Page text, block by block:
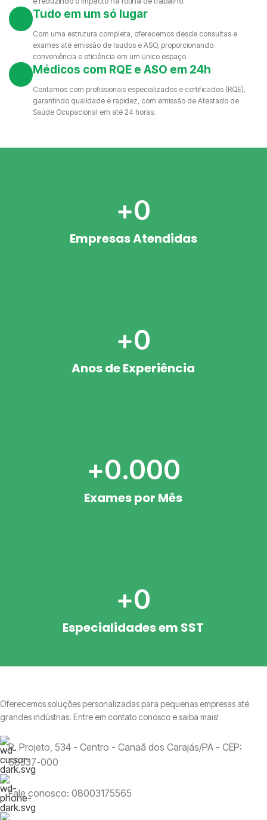
Tudo em um só lugar
Com uma estrutura completa, oferecemos desde consultas e
exames até emissão de laudos e ASO, proporcionando
conveniência e eficiência em um único espaço.
Médicos com RQE e ASO em 24h
Contamos com profissionais especializados e certificados (RQE),
garantindo qualidade e rapidez, com emissão de Atestado de
Saúde Ocupacional em até 24 horas.
Empresas Atendidas
+0
Anos de Experiência
+0
Exames por Mês
+0.000
Especialidades em SST
+0
Oferecemos soluções personalizadas para pequenas empresas até
grandes indústrias. Entre em contato conosco e saiba mais!
R. Projeto, 534 - Centro - Canaã dos Carajás/PA - CEP:
68537-000
Fale conosco: 08003175565